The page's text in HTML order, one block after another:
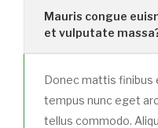
Mauris congue
et vulputate
Donec mattis finibus
tempus nunc eget
tellus commodo.